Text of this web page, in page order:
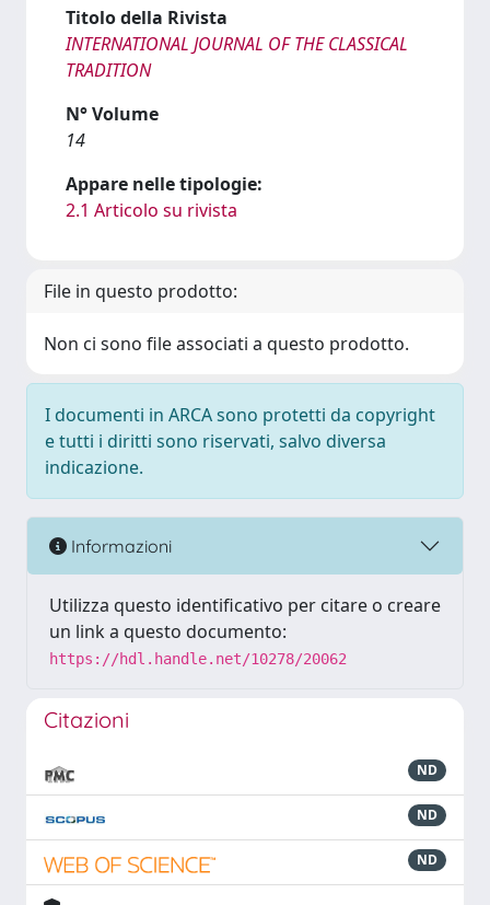
Titolo della Rivista
INTERNATIONAL JOURNAL OF THE CLASSICAL
TRADITION
N° Volume
14
Appare nelle tipologie:
2.1 Articolo su rivista
File in questo prodotto:
Non ci sono file associati a questo prodotto.
I documenti in ARCA sono protetti da copyright
e tutti i diritti sono riservati, salvo diversa
indicazione.
Informazioni
Utilizza questo identificativo per citare o creare
un link a questo documento:
https://hdl.handle.net/10278/20062
Citazioni
ND
ND
ND